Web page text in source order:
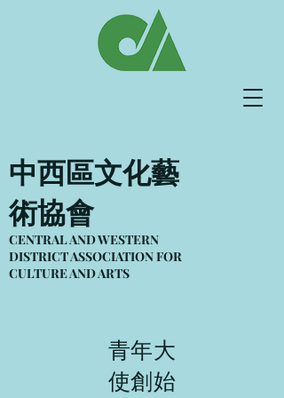
中西區文化藝
術協會
CENTRAL AND WESTERN
DISTRICT ASSOCIATION FOR
CULTUREAND ARTS
青年大
使創始